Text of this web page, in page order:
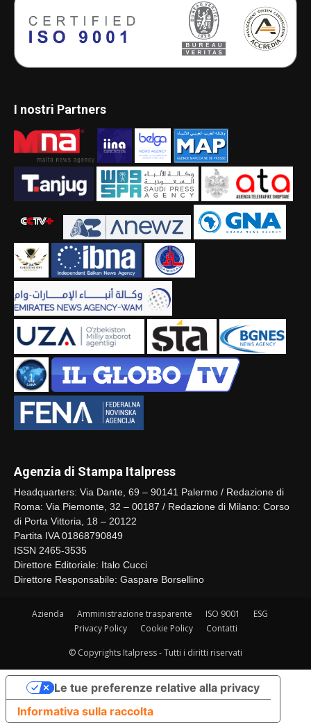
I nostri Partners
Agenzia di Stampa Italpress
Headquarters: Via Dante, 69 – 90141 Palermo / Redazione di
Roma: Via Piemonte, 32 – 00187 / Redazione di Milano: Corso
di Porta Vittoria, 18 – 20122
Partita IVA 01868790849
ISSN 2465-3535
Direttore Editoriale: Italo Cucci
Direttore Responsabile: Gaspare Borsellino
Azienda Amministrazione trasparente ISO 9001
ESG
Privacy Policy
Cookie Policy Contatti
© Copyrights Italpress - Tutti i diritti riservati
Informativa sulla raccolta
Le tue preferenze relative alla privacy